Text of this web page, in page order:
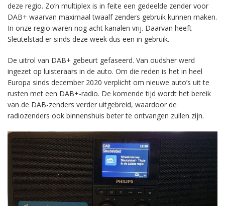
deze regio. Zo’n multiplex is in feite een gedeelde zender voor
DAB+ waarvan maximaal twaalf zenders gebruik kunnen maken.
In onze regio waren nog acht kanalen vrij. Daarvan heeft
Sleutelstad er sinds deze week dus een in gebruik.
De uitrol van DAB+ gebeurt gefaseerd. Van oudsher werd
ingezet op luisteraars in de auto. Om die reden is het in heel
Europa sinds december 2020 verplicht om nieuwe auto’s uit te
rusten met een DAB+-radio. De komende tijd wordt het bereik
van de DAB-zenders verder uitgebreid, waardoor de
radiozenders ook binnenshuis beter te ontvangen zullen zijn.